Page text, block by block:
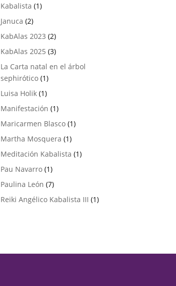
Kabalista 11
Januca 22
productos
KabAlas 2023 22
productos
KabAlas 2025 33
productos
La Carta natal en el árbol
sephirótico 11
producto
Luisa Holik 11
producto
Manifestación 11
producto
Maricarmen Blasco 11
Martha Mosquera 11
producto
Meditación Kabalista 11
Pau Navarro 11
producto
Paulina León 77
productos
Reiki Angélico Kabalista III 11